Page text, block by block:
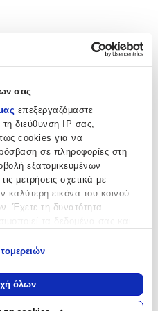
σας
επεξεργαζόμαστε
διεύθυνση IP σας,
cookies για να
σε πληροφορίες στη
εξατομικευμένων
μετρήσεις σχετικά με
καλύτερη εικόνα του κοινού
Έχετε τη δυνατότητα
σχετικά με τη γεωγραφική
να είναι ακριβείς σε
όλων